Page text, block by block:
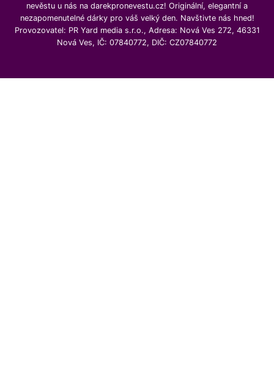
nevěstu u nás na darekpronevestu.cz! Originální, elegantní a
nezapomenutelné dárky pro váš velký den. Navštivte nás hned!
Provozovatel: PR Yard media s.r.o., Adresa: Nová Ves 272, 46331
Nová Ves, IČ: 07840772, DIČ: CZ07840772